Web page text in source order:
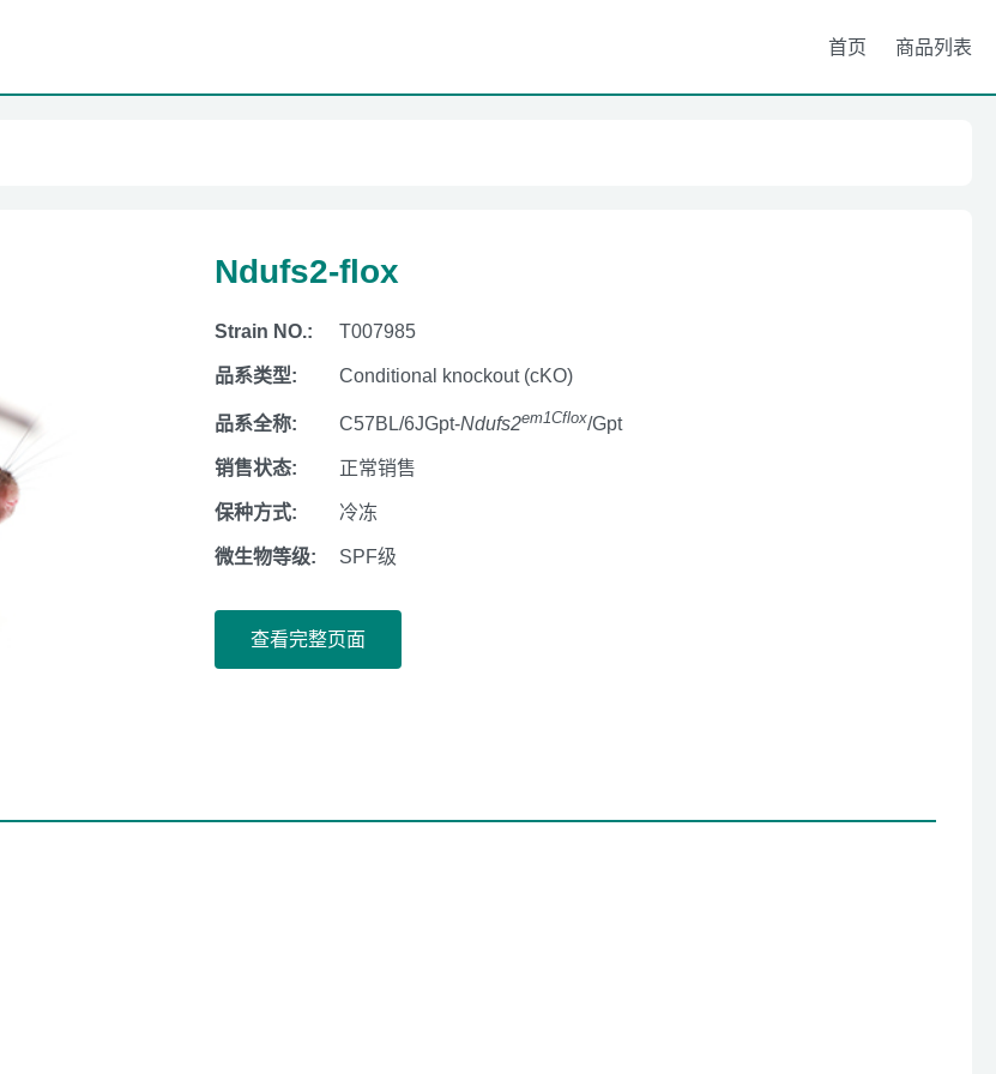
首页 商品列表
Ndufs2-flox
Strain NO.: T007985
品系类型: Conditional knockout (cKO)
品系全称: C57BL/6JGpt-Ndufs2em1Cflox/Gpt
销售状态: 正常销售
保种方式: 冷冻
微生物等级: SPF级
查看完整页面